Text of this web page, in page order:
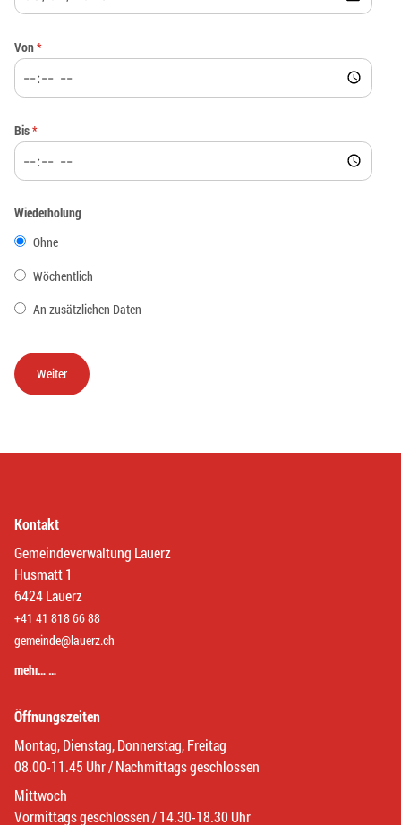
Von*
Bis*
Wiederholung
Ohne
Wöchentlich
An zusätzlichen Daten
Kontakt
Gemeindeverwaltung Lauerz
Husmatt 1
6424 Lauerz
+41 41 818 66 88
gemeinde@lauerz.ch
mehr… …
Öffnungszeiten
Montag, Dienstag, Donnerstag, Freitag
08.00-11.45 Uhr / Nachmittags geschlossen
Mittwoch
Vormittags geschlossen / 14.30-18.30 Uhr